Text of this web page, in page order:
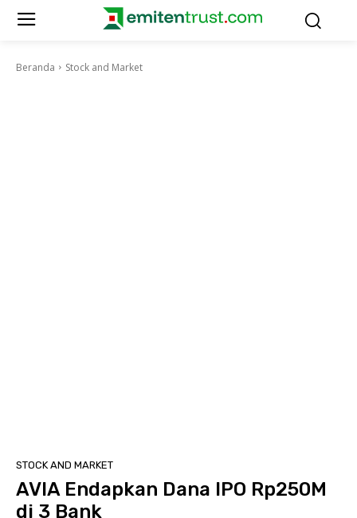
Beranda Stock and Market
STOCK AND MARKET
AVIA Endapkan Dana IPO Rp250M
di 3 Bank